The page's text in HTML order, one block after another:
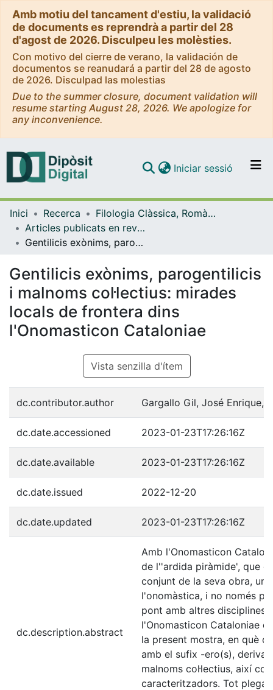
Amb motiu del tancament d'estiu, la validació
de documents es reprendrà a partir del 28
d'agost de 2026. Disculpeu les molèsties.
Con motivo del cierre de verano, la validación de
documentos se reanudará a partir del 28 de agosto
de 2026. Disculpad las molestias
Due to the summer closure, document validation will
resume starting August 28, 2026. We apologize for
any inconvenience.
Navega per tot el DD
Iniciar sessió (current)
Inici Recerca
Filologia Clàssica, Romànica i Semítica
Articles publicats en revistes (Filologia Clàssica, Romànica i Semítica)
Gentilicis exònims, parogentilicis i malnoms col·lectius: mirades locals de frontera dins l'Onomasticon Cataloniae
Gentilicis exònims, parogentilicis
i malnoms col·lectius: mirades
locals de frontera dins
l'Onomasticon Cataloniae
Vista senzilla d'ítem
dc.contributor.author Gargallo Gil, José Enrique,
dc.date.accessioned 2023-01-23T17:26:16Z
dc.date.available 2023-01-23T17:26:16Z
dc.date.issued 2022-12-20
dc.date.updated 2023-01-23T17:26:16Z
dc.description.abstract
Amb l'Onomasticon
de l''ardida piràmide', que
conjunt de la seva obra,
l'onomàstica, i no només
pont amb altres disciplines
l'Onomasticon Cataloniae
la present mostra, en què
amb el sufix -ero(s),
malnoms col·lectius, així
caracteritzadors. Tot